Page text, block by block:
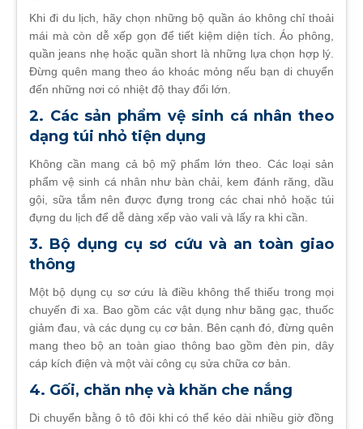
Khi đi du lịch, hãy chọn những bộ quần áo không chỉ thoải
mái mà còn dễ xếp gọn để tiết kiệm diện tích. Áo phông,
quần jeans nhẹ hoặc quần short là những lựa chọn hợp lý.
Đừng quên mang theo áo khoác mỏng nếu bạn di chuyển
đến những nơi có nhiệt độ thay đổi lớn.
2. Các sản phẩm vệ sinh cá nhân theo
dạng túi nhỏ tiện dụng
Không cần mang cả bộ mỹ phẩm lớn theo. Các loại sản
phẩm vệ sinh cá nhân như bàn chải, kem đánh răng, dầu
gội, sữa tắm nên được đựng trong các chai nhỏ hoặc túi
đựng du lịch để dễ dàng xếp vào vali và lấy ra khi cần.
3. Bộ dụng cụ sơ cứu và an toàn giao
thông
Một bộ dụng cụ sơ cứu là điều không thể thiếu trong mọi
chuyến đi xa. Bao gồm các vật dụng như băng gạc, thuốc
giảm đau, và các dụng cụ cơ bản. Bên cạnh đó, đừng quên
mang theo bộ an toàn giao thông bao gồm đèn pin, dây
cáp kích điện và một vài công cụ sửa chữa cơ bản.
4. Gối, chăn nhẹ và khăn che nắng
Di chuyển bằng ô tô đôi khi có thể kéo dài nhiều giờ đồng